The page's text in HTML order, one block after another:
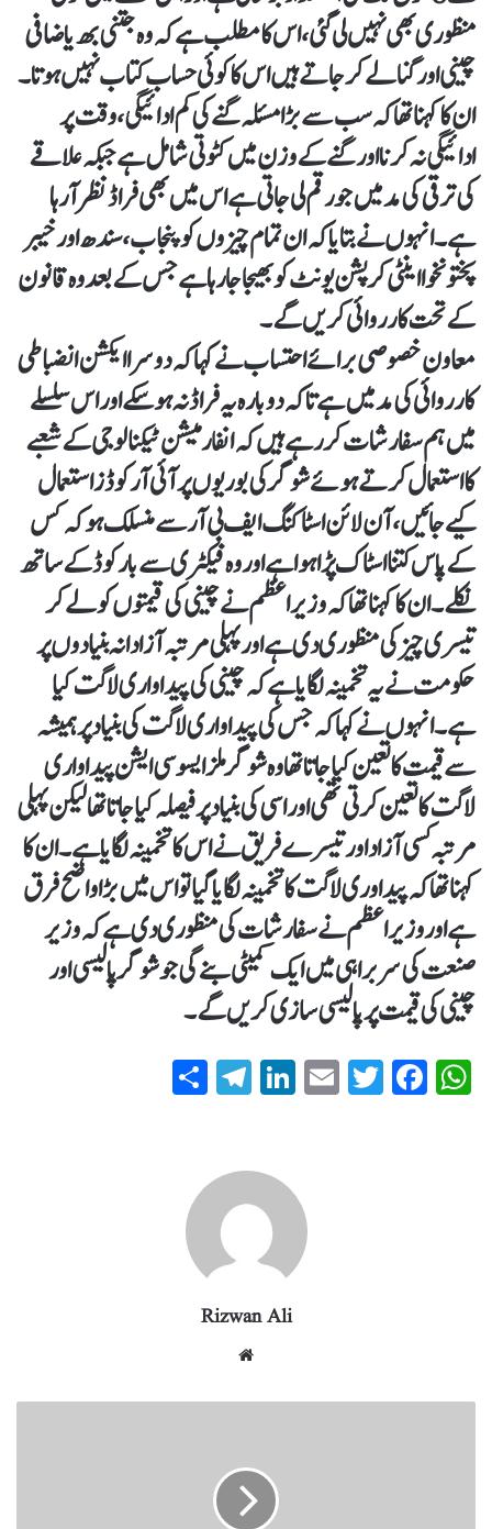
منظوری بھی نہیں لی گئی، اس کا مطلب ہے کہ وہ جتنی بھ یاضافی
چینی اور گنا لے کر جاتے ہیں اس کا کوئی حساب کتاب نہیں ہوتا۔
ان کا کہنا تھا کہ سب سے بڑا مسئلہ گنے کی کم ادائیگی، وقت پر
ادائیگی نہ کرنا اور گنے کے وزن میں کٹوتی شامل ہے جبکہ علاقے
کی ترقی کی مد میں جو رقم لی جاتی ہے اس میں بھی فراڈ نظر آ رہا
ہے۔انہوں نے بتایا کہ ان تمام چیزوں کو پنجاب، سندھ اور خیبر
پختونخوا اینٹی کرپشن یونٹ کو بھیجا جا رہا ہے جس کے بعد وہ قانون
کے تحت کارروائی کریں گے۔
معاون خصوصی برائے احتساب نے کہا کہ دوسرا ایکشن انضباطی
کارروائی کی مد میں ہے تاکہ دوبارہ یہ فراڈ نہ ہو سکے اور اس سلسلے
میں ہم سفارشات کررہے ہیں کہ انفارمیشن ٹیکنالوجی کے شعبے
کا استعمال کرتے ہوئے شوگر کی بوریوں پر آئی آر کوڈز استعمال
کیے جائیں، آن لائن اسٹاکنگ ایف بی آر سے منسلک ہو کہ کس
کے پاس کتنا اسٹاک پڑا ہوا ہے اور وہ فیکٹری سے بار کوڈ کے ساتھ
نکلے۔ان کا کہنا تھا کہ وزیر اعظم نے چینی کی قیمتوں کو لے کر
تیسری چیز کی منظوری دی ہے اور پہلی مرتبہ آزادانہ بنیادوں پر
حکومت نے یہ تخمینہ لگایا ہے کہ چینی کی پیداواری لاگت کیا
ہے۔انہوں نے کہا کہ جس کی پیداواری لاگت کی بنیاد پر ہمیشہ
سے قیمت کا تعین کیا جاتا تھا وہ شوگر ملز ایسوسی ایشن پیداواری
لاگت کا تعین کرتی تھی اور اسی کی بنیاد پر فیصلہ کیا جاتا تھا لیکن پہلی
مرتبہ کسی آزاد اور تیسرے فریق نے اس کا تخمینہ لگایا ہے۔ان کا
کہنا تھا کہ پیداوری لاگت کا تخمینہ لگایا گیا تو اس میں بڑا واضح فرق
ہے اور وزیر اعظم نے سفارشات کی منظوری دی ہے کہ وزیر
صنعت کی سربراہی میں ایک کمیٹی بنے گی جو شوگر پالیسی اور
چینی کی قیمت پر پالیسی سازی کریں گے۔
W
ha
Fa
ce
T
wi
E
m
Li
nk
In
T
el
ra
m
Rizwan Ali